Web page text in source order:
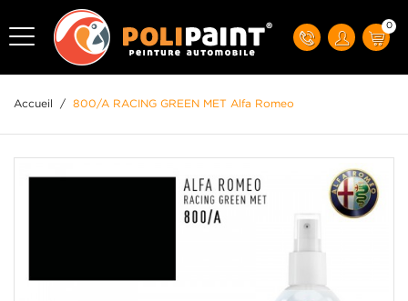
0
Accueil / 800/A RACING GREEN MET Alfa Romeo